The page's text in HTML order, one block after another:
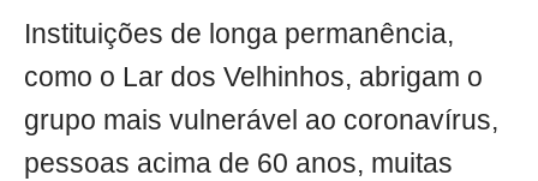
Instituições de longa permanência,
como o Lar dos Velhinhos, abrigam o
grupo mais vulnerável ao coronavírus,
pessoas acima de 60 anos, muitas